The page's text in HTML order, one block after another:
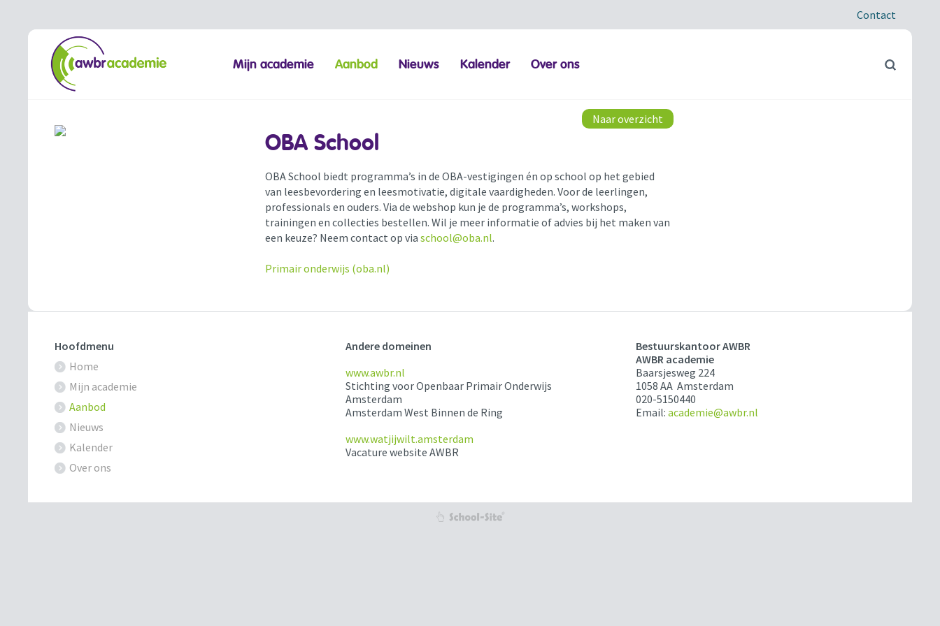
Contact
Mijn academie Aanbod Nieuws Kalender Over ons
Naar overzicht
OBA School
OBA School biedt programma’s in de OBA-vestigingen én op school op het gebied
van leesbevordering en leesmotivatie, digitale vaardigheden. Voor de leerlingen,
professionals en ouders. Via de webshop kun je de programma’s, workshops,
trainingen en collecties bestellen. Wil je meer informatie of advies bij het maken van
een keuze? Neem contact op via school@oba.nl.
Primair onderwijs (oba.nl)
Hoofdmenu
Home
Mijn academie
Aanbod
Nieuws
Kalender
Over ons
Andere domeinen
www.awbr.nl
Stichting voor Openbaar Primair Onderwijs
Amsterdam
Amsterdam West Binnen de Ring
www.watjijwilt.amsterdam
Vacature website AWBR
Bestuurskantoor AWBR
AWBR academie
Baarsjesweg 224
1058 AA Amsterdam
020-5150440
Email:academie@awbr.nl